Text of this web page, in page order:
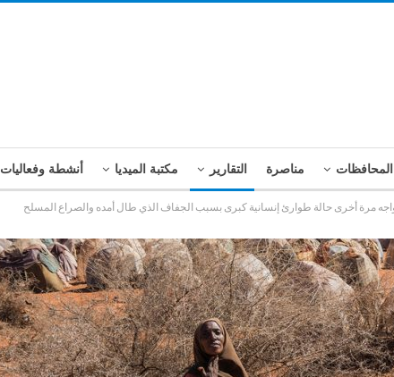
المحافظات مناصرة التقارير مكتبة الميديا أنشطة وفعاليات
مرة أخرى حالة طوارئ إنسانية كبرى بسبب الجفاف الذي طال أمده والصراع المسلح